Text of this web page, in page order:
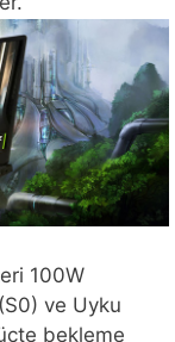
100W
ve Uyku
bekleme